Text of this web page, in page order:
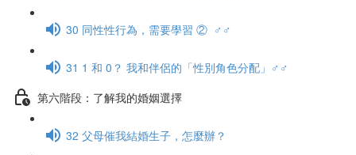
30 同性性行為，需要學習 ② ♂♂
31 1 和 0？ 我和伴侶的「性別角色分配」♂♂
第六階段：了解我的婚姻選擇
32 父母催我結婚生子，怎麼辦？